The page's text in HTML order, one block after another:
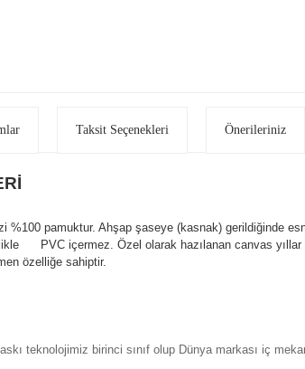
Taksit Seçenekleri Önerileriniz
%100 pamuktur. Ahşap şaseye (kasnak) gerildiğinde
PVC içermez. Özel olarak hazılanan canvas yıllar
özelliğe sahiptir.
teknolojimiz birinci sınıf olup Dünya markası iç